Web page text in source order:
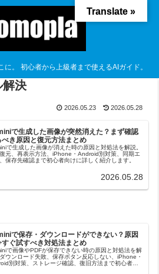
。 初心者から上級者まで使えるAIガイド。
決
2026.05.23 2026.05.28
で生成した画像が突然消えた？まず確認
べき原因と復元方法まとめ
で生成した画像が消えた時の原因と対処法を解説。
元、再表示方法、iPhone・Android別対策、同期エ
保存先確認まで初心者向けに詳しく紹介します。
2026.05.28
で保存・ダウンロードができない？原因
すぐ試すべき対処法まとめ
で画像やPDFが保存できない時の原因と対処法を解
ウンロード失敗、保存ボタン反応しない、iPhone・
別対策、ストレージ確認、復旧方法まで初心者向
Translate »